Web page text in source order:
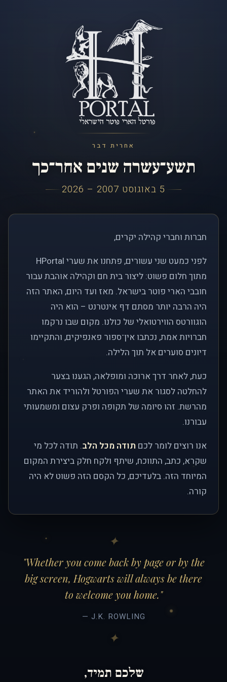
אחרית דבר
תשע־עשרה שנים אחר־כך
5 באוגוסט 2007 – 2026
חברות וחברי קהילה יקרים,
לפני כמעט שני עשורים, פתחנו את שערי HPortal
מתוך חלום פשוט: ליצור בית חם וקהילה אוהבת עבור
חובבי הארי פוטר בישראל. מאז ועד היום, האתר הזה
היה הרבה יותר מסתם דף אינטרנט – הוא היה
הוגוורטס הווירטואלי של כולנו. מקום שבו נרקמו
חברויות אמת, נכתבו אין־ספור פאנפיקים, והתקיימו
דיונים סוערים אל תוך הלילה.
כעת, לאחר דרך ארוכה ומופלאה, הגענו בצער
להחלטה לסגור את שערי הפורטל ולהוריד את האתר
מהרשת. זהו סיומה של תקופה ופרק עצום ומשמעותי
עבורנו.
אנו רוצים לומר לכם תודה מכל הלב. תודה לכל מי
שקרא, כתב, התווכח, שיתף ולקח חלק ביצירת המקום
המיוחד הזה. בלעדיכם, כל הקסם הזה פשוט לא היה
קורה.
"Whether you come back by page or by the
big screen, Hogwarts will always be there
to welcome you home."
— J.K. ROWLING
שלכם תמיד,